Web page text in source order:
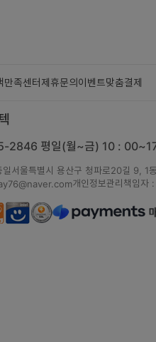
만족센터제휴문의이벤트맞춤결제
2846 평일(월~금) 10 :
서울특별시 용산구 청파로20길 9, 1
개인정보관리책임자